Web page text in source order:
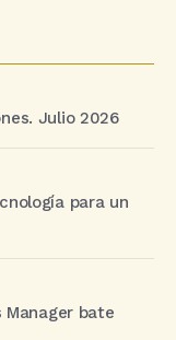
Julio 2026
para un
Manager bate